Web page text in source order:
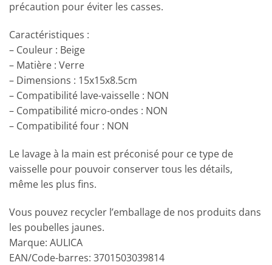
précaution pour éviter les casses.
Caractéristiques :
– Couleur : Beige
– Matière : Verre
– Dimensions : 15x15x8.5cm
– Compatibilité lave-vaisselle : NON
– Compatibilité micro-ondes : NON
– Compatibilité four : NON
Le lavage à la main est préconisé pour ce type de
vaisselle pour pouvoir conserver tous les détails,
même les plus fins.
Vous pouvez recycler l’emballage de nos produits dans
les poubelles jaunes.
Marque: AULICA
EAN/Code-barres: 3701503039814